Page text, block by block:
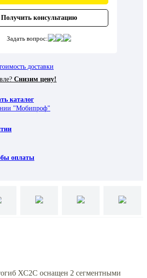
Получить консультацию
Задать вопрос:
доставки
Снизим цену!
каталог
"Мобипроф"
оплаты
ХС2C оснащен 2 сегментными